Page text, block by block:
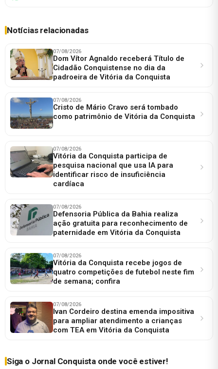
Notícias relacionadas
07/08/2026
Dom Vítor Agnaldo receberá Título de
Cidadão Conquistense no dia da
padroeira de Vitória da Conquista
07/08/2026
Cristo de Mário Cravo será tombado
como patrimônio de Vitória da Conquista
07/08/2026
Vitória da Conquista participa de
pesquisa nacional que usa IA para
identificar risco de insuficiência
cardíaca
07/08/2026
Defensoria Pública da Bahia realiza
ação gratuita para reconhecimento de
paternidade em Vitória da Conquista
07/08/2026
Vitória da Conquista recebe jogos de
quatro competições de futebol neste fim
de semana; confira
07/08/2026
Ivan Cordeiro destina emenda impositiva
para ampliar atendimento a crianças
com TEA em Vitória da Conquista
Siga o Jornal Conquista onde você estiver!